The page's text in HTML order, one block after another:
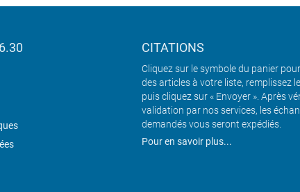
CITATIONS
Cliquez sur le symbole du panier
des articles à votre liste, remplissez
puis cliquez sur « Envoyer ». Après
validation par nos services, les
demandés vous seront expédiés.
Pour en savoir plus...